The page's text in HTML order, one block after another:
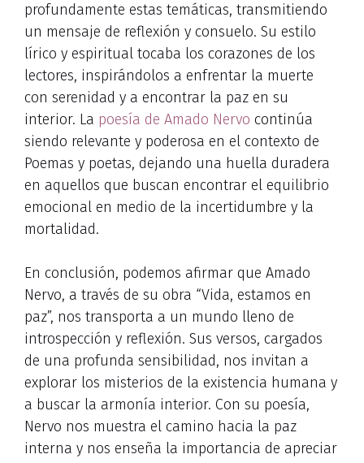
profundamente estas temáticas, transmitiendo
un mensaje de reflexión y consuelo. Su estilo
lírico y espiritual tocaba los corazones de los
lectores, inspirándolos a enfrentar la muerte
con serenidad y a encontrar la paz en su
interior. La poesía de Amado Nervo continúa
siendo relevante y poderosa en el contexto de
Poemas y poetas, dejando una huella duradera
en aquellos que buscan encontrar el equilibrio
emocional en medio de la incertidumbre y la
mortalidad.
En conclusión, podemos afirmar que Amado
Nervo, a través de su obra “Vida, estamos en
paz”, nos transporta a un mundo lleno de
introspección y reflexión. Sus versos, cargados
de una profunda sensibilidad, nos invitan a
explorar los misterios de la existencia humana y
a buscar la armonía interior. Con su poesía,
Nervo nos muestra el camino hacia la paz
interna y nos enseña la importancia de apreciar